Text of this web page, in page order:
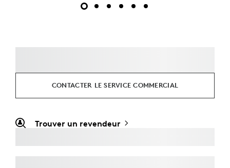
CONTACTER LE SERVICE COMMERCIAL
Trouver un revendeur